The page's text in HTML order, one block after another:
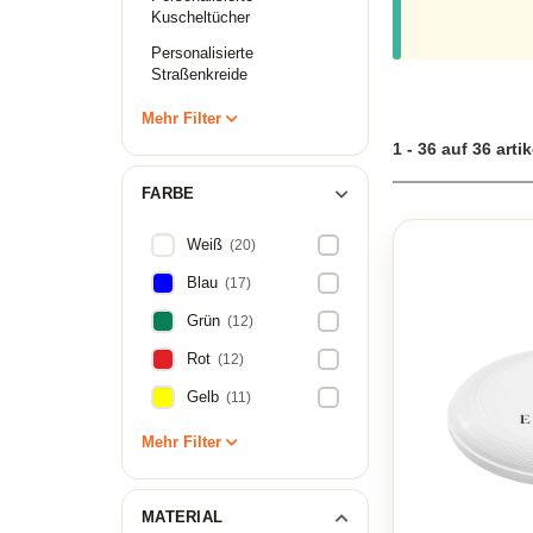
Kuscheltücher
Personalisierte
Straßenkreide
Mehr Filter
FARBE
Weiß (20)
Blau (17)
Grün (12)
Rot (12)
Gelb (11)
Mehr Filter
MATERIAL
1 - 36 auf 36